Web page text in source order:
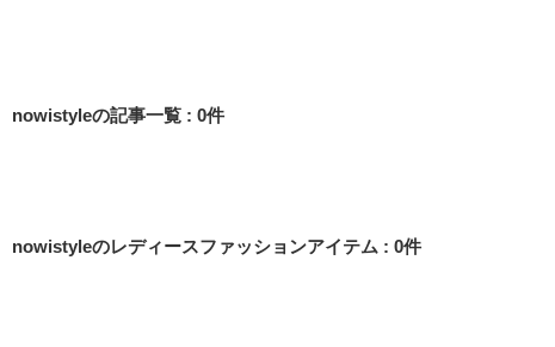
nowistyleの記事一覧 : 0件
nowistyleのレディースファッションアイテム : 0件